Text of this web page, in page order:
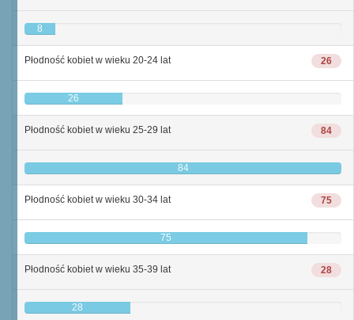
8
26
Płodność kobiet w wieku 20-24 lat
26
84
Płodność kobiet w wieku 25-29 lat
84
75
Płodność kobiet w wieku 30-34 lat
75
28
Płodność kobiet w wieku 35-39 lat
28